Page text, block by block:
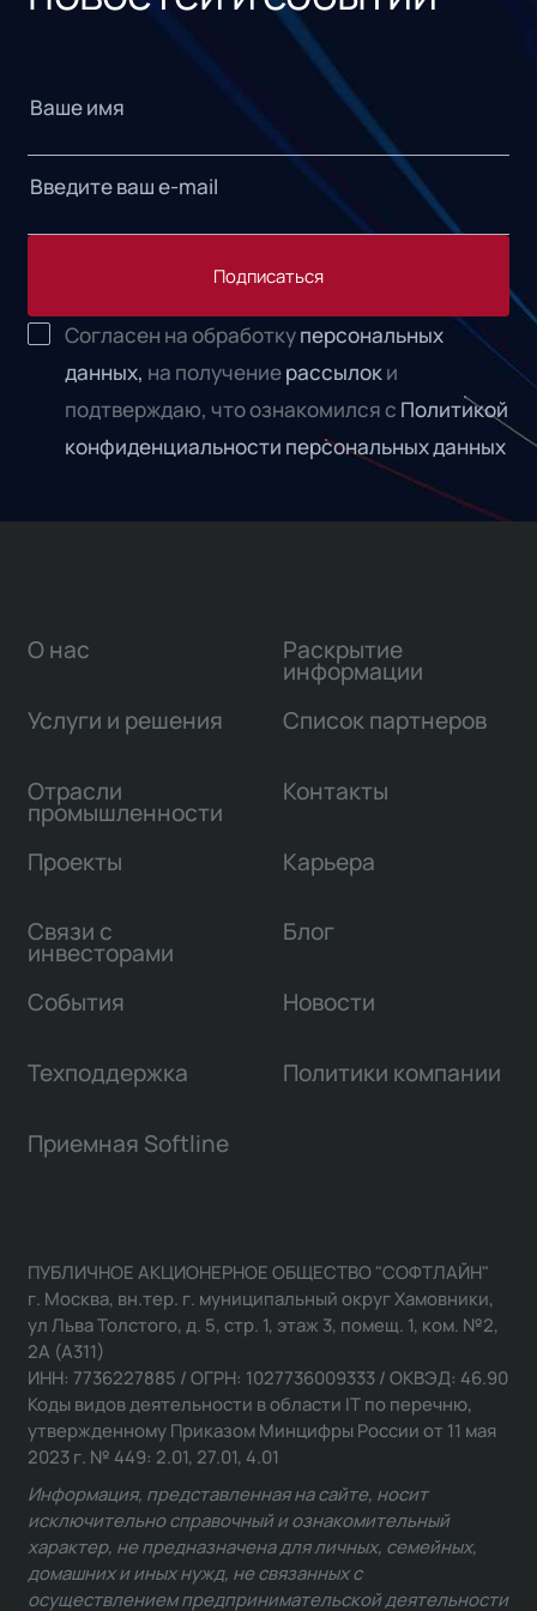
Подписаться
Согласен на обработкуперсональных
данных, на получениерассылоки
подтверждаю, что ознакомился с Политикой
конфиденциальности персональных данных
О нас
Услуги и решения
Отрасли
промышленности
Проекты
Связи с
инвесторами
Раскрытие
информации
Список партнеров
Контакты
Карьера
Блог
События Новости
Техподдержка Политики компании
Приемная Softline
ПУБЛИЧНОЕ АКЦИОНЕРНОЕ ОБЩЕСТВО "СОФТЛАЙН"
г. Москва, вн.тер. г. муниципальный округ Хамовники,
ул Льва Толстого, д. 5, стр. 1, этаж 3, помещ. 1, ком. №2,
2А (А311)
ИНН: 7736227885 / ОГРН: 1027736009333 / ОКВЭД: 46.90
Коды видов деятельности в области IT по перечню,
утвержденному Приказом Минцифры России от 11 мая
2023 г. № 449: 2.01, 27.01, 4.01
Информация, представленная на сайте, носит
исключительно справочный и ознакомительный
характер, не предназначена для личных, семейных,
домашних и иных нужд, не связанных с
осуществлением предпринимательской деятельности